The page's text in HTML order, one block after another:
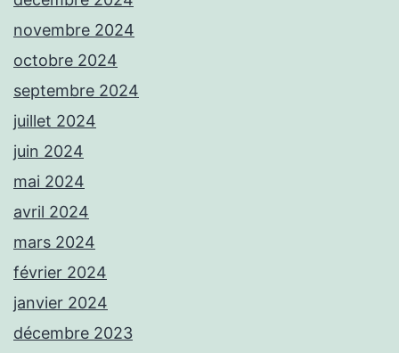
novembre 2024
octobre 2024
septembre 2024
juillet 2024
juin 2024
mai 2024
avril 2024
mars 2024
février 2024
janvier 2024
décembre 2023